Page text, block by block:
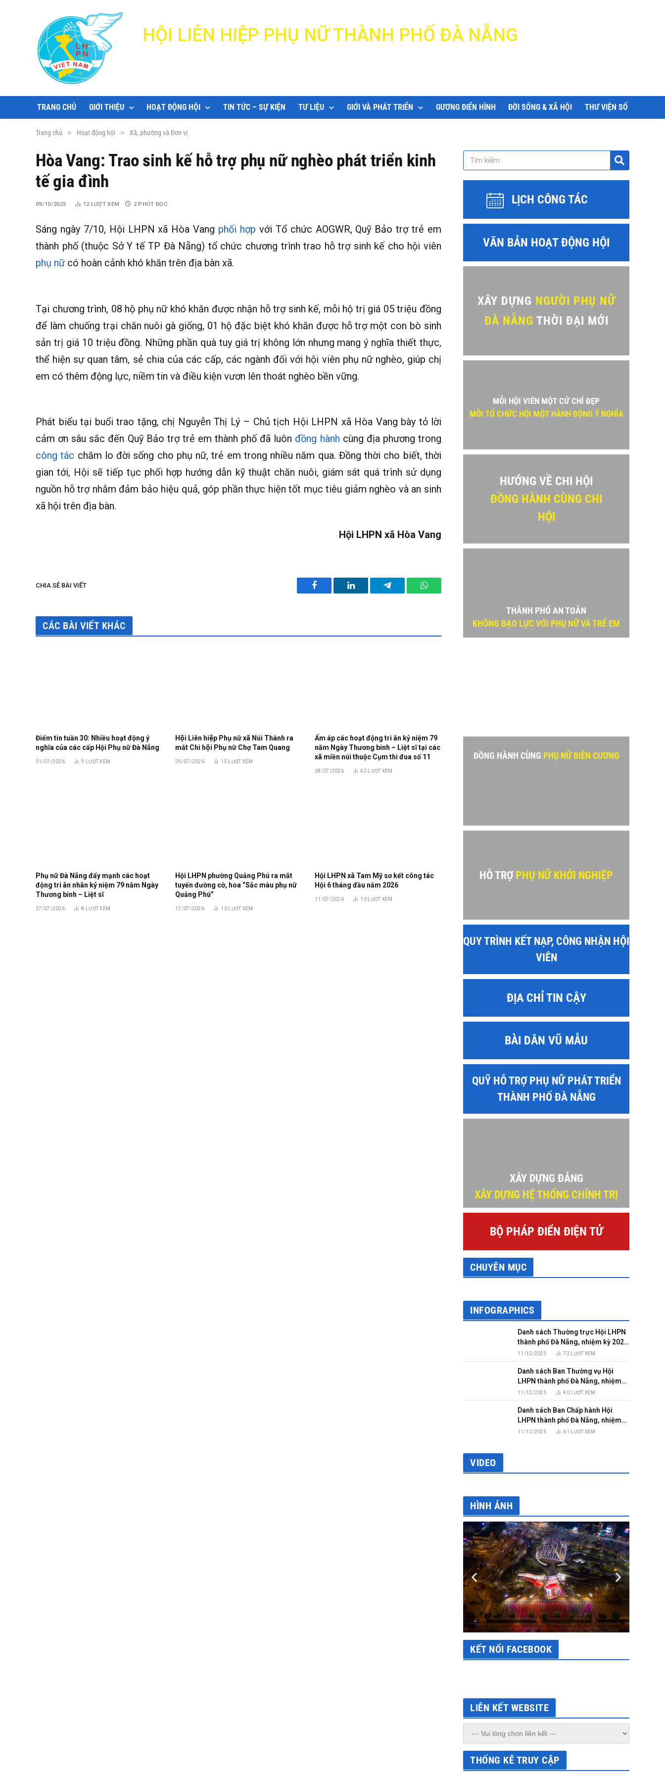
HỘI LIÊN HIỆP PHỤ NỮ THÀNH PHỐ ĐÀ NẴNG
TRANG CHỦ GIỚI THIỆU HOẠT ĐỘNG HỘI TIN TỨC – SỰ KIỆN TƯ LIỆU GIỚI VÀ PHÁT TRIỂN GƯƠNG ĐIỂN HÌNH ĐỜI SỐNG & XÃ HỘI THƯ VIỆN SỐ
Trang chủ » Hoạt động hội » Xã, phường và Đơn vị
Hòa Vang: Trao sinh kế hỗ trợ phụ nữ nghèo phát triển kinh
tế gia đình
09/10/2025 12 LƯỢT XEM 2 PHÚT ĐỌC
Sáng ngày 7/10, Hội LHPN xã Hòa Vang phối hợp với Tổ chức AOGWR, Quỹ Bảo trợ trẻ em
thành phố (thuộc Sở Y tế TP Đà Nẵng) tổ chức chương trình trao hỗ trợ sinh kế cho hội viên
phụ nữcó hoàn cảnh khó khăn trên địa bàn xã.
Tại chương trình, 08 hộ phụ nữ khó khăn được nhận hỗ trợ sinh kế, mỗi hộ trị giá 05 triệu đồng
để làm chuống trại chăn nuôi gà giống, 01 hộ đặc biệt khó khăn được hỗ trợ một con bò sinh
sản trị giá 10 triệu đồng. Những phần quà tuy giá trị không lớn nhưng mang ý nghĩa thiết thực,
thể hiện sự quan tâm, sẻ chia của các cấp, các ngành đối với hội viên phụ nữ nghèo, giúp chị
em có thêm động lực, niềm tin và điều kiện vươn lên thoát nghèo bền vững.
Phát biểu tại buổi trao tặng, chị Nguyễn Thị Lý – Chủ tịch Hội LHPN xã Hòa Vang bày tỏ lời
cảm ơn sâu sắc đến Quỹ Bảo trợ trẻ em thành phố đã luôn đồng hành cùng địa phương trong
công tác chăm lo đời sống cho phụ nữ, trẻ em trong nhiều năm qua. Đồng thời cho biết, thời
gian tới, Hội sẽ tiếp tục phối hợp hướng dẫn kỹ thuật chăn nuôi, giám sát quá trình sử dụng
nguồn hỗ trợ nhằm đảm bảo hiệu quả, góp phần thực hiện tốt mục tiêu giảm nghèo và an sinh
xã hội trên địa bàn.
Hội LHPN xã Hòa Vang
CHIA SẺ BÀI VIẾT
Facebook LinkedIn Telegram WhatsApp
CÁC BÀI VIẾT KHÁC
Điểm tin tuần 30: Nhiều hoạt động ý
nghĩa của các cấp Hội Phụ nữ Đà Nẵng
31/07/2026 9 LƯỢT XEM
Hội Liên hiệp Phụ nữ xã Núi Thành ra
mắt Chi hội Phụ nữ Chợ Tam Quang
29/07/2026 15 LƯỢT XEM
Ấm áp các hoạt động tri ân kỷ niệm 79
năm Ngày Thương binh – Liệt sĩ tại các
xã miền núi thuộc Cụm thi đua số 11
28/07/2026 42 LƯỢT XEM
Phụ nữ Đà Nẵng đẩy mạnh các hoạt
động tri ân nhân kỷ niệm 79 năm Ngày
Thương binh – Liệt sĩ
27/07/2026 8 LƯỢT XEM
Hội LHPN phường Quảng Phú ra mắt
tuyến đường cờ, hoa “Sắc màu phụ nữ
Quảng Phú”
17/07/2026 10 LƯỢT XEM
Hội LHPN xã Tam Mỹ sơ kết công tác
Hội 6 tháng đầu năm 2026
11/07/2026 10 LƯỢT XEM
LỊCH CÔNG TÁC
VĂN BẢN HOẠT ĐỘNG HỘI
XÂY DỰNG NGƯỜI PHỤ NỮ
ĐÀ NẴNG THỜI ĐẠI MỚI
MỖI HỘI VIÊN MỘT CỬ CHỈ ĐẸP
MỖI TỔ CHỨC HỘI MỘT HÀNH ĐỘNG Ý NGHĨA
HƯỚNG VỀ CHI HỘI
ĐỒNG HÀNH CÙNG CHI
HỘI
THÀNH PHỐ AN TOÀN
KHÔNG BẠO LỰC VỚI PHỤ NỮ VÀ TRẺ EM
ĐỒNG HÀNH CÙNG PHỤ NỮ BIÊN CƯƠNG
HỖ TRỢPHỤ NỮ KHỞI NGHIỆP
QUY TRÌNH KẾT NẠP, CÔNG NHẬN HỘI
VIÊN
ĐỊA CHỈ TIN CẬY
BÀI DÂN VŨ MẪU
QUỸ HỖ TRỢ PHỤ NỮ PHÁT TRIỂN
THÀNH PHỐ ĐÀ NẴNG
XÂY DỰNG ĐẢNG
XÂY DỰNG HỆ THỐNG CHÍNH TRỊ
BỘ PHÁP ĐIỂN ĐIỆN TỬ
CHUYÊN MỤC
INFOGRAPHICS
Danh sách Thường trực Hội LHPN
thành phố Đà Nẵng, nhiệm kỳ 2025
– 2030
11/12/2025 72 LƯỢT XEM
Danh sách Ban Thường vụ Hội
LHPN thành phố Đà Nẵng, nhiệm
kỳ 2025 – 2030
11/12/2025 40 LƯỢT XEM
Danh sách Ban Chấp hành Hội
LHPN thành phố Đà Nẵng, nhiệm
kỳ 2025 – 2030
11/12/2025 61 LƯỢT XEM
VIDEO
HÌNH ẢNH
KẾT NỐI FACEBOOK
LIÊN KẾT WEBSITE
THỐNG KÊ TRUY CẬP